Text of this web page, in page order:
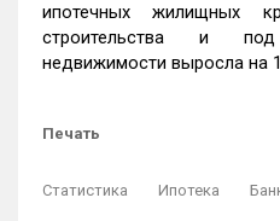
ипотечных жилищных
строительства и
недвижимости выросла на
Печать
Статистика Ипотека